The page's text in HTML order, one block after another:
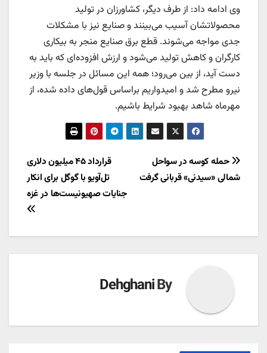
وی ادامه داد: از طرف دیگر، کشاورزان در تولید
محصولاتشان آسیب می‌بینند و صنایع نیز با مشکلات
جدی مواجه می‌شوند. قطع برق صنایع منجر به بیکاری
کارگران و کاهش تولید می‌شود و ارزش افزوده‌ای که باید به
دست آید، از بین می‌رود؛ همه این مسائل در جلسه با وزیر
نیرو مطرح شد و امیدواریم براساس قول‌های داده شده‌، از
مهرماه شاهد بهبود شرایط باشیم.
راهبری
نوشته
قرارداد ۴۵ میلیون دلاری
تل‌آویو با گوگل برای انکار
جنایات صهیونیست‌ها در غزه
حمله کوسه در سواحل
شمالی «سیدنی» قربانی گرفت
By
Dehghani